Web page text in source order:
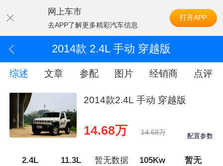
网上车市
去APP了解更多精彩汽车信息
打开APP
2014款 2.4L 手动 穿越版
综述 文章 参配 图片 经销商 点评
2014款2.4L 手动 穿越版
14.68万 14.68万 配置参数
2.4L 11.3L 暂无数据 105Kw 暂无